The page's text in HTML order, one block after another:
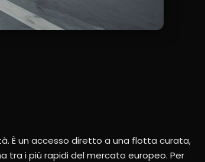
È un accesso diretto a una flotta curata,
tra i più rapidi del mercato europeo. Per